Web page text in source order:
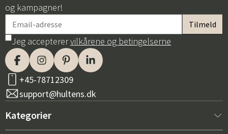
og kampagner!
Jeg accepterervilkårene og betingelserne
+45-78712309
support@hultens.dk
Kategorier